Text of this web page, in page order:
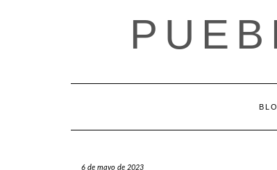
6 de mayo de 2023